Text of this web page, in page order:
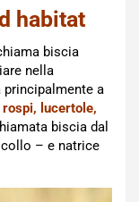
habitat
biscia
nella
principalmente a
rospi, lucertole,
biscia dal
– e natrice